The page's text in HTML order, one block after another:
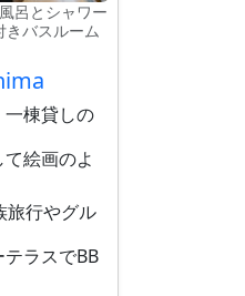
呂とシャワー
きバスルーム
棟貸しの
絵画のよ
旅行やグル
ラスでBB